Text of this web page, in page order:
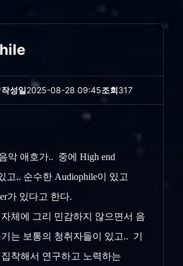
작성일2025-08-28 09:45조회317
악 애호가.. 중에 High end
고.. 순수한 Audiophile이 있고
가 있다고 한다.
체에 그리 민감하지 않으면서 음
는 보통의 청취자들이 있고.. 기
착해서 연구하고 노력하는